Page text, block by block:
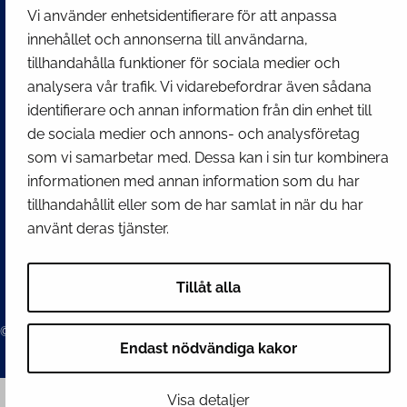
Vi använder enhetsidentifierare för att anpassa
innehållet och annonserna till användarna,
tillhandahålla funktioner för sociala medier och
analysera vår trafik. Vi vidarebefordrar även sådana
identifierare och annan information från din enhet till
de sociala medier och annons- och analysföretag
som vi samarbetar med. Dessa kan i sin tur kombinera
informationen med annan information som du har
tillhandahållit eller som de har samlat in när du har
använt deras tjänster.
Tillåt alla
Endast nödvändiga kakor
Visa detaljer
Stadskansliets registratur
kirjaamo@tornio.fi
SNABBLÄNKAR
Visa mina inställningar för kakor
SOCIALA MEDIER
Facebook
© 2026 Tornion kaupunki